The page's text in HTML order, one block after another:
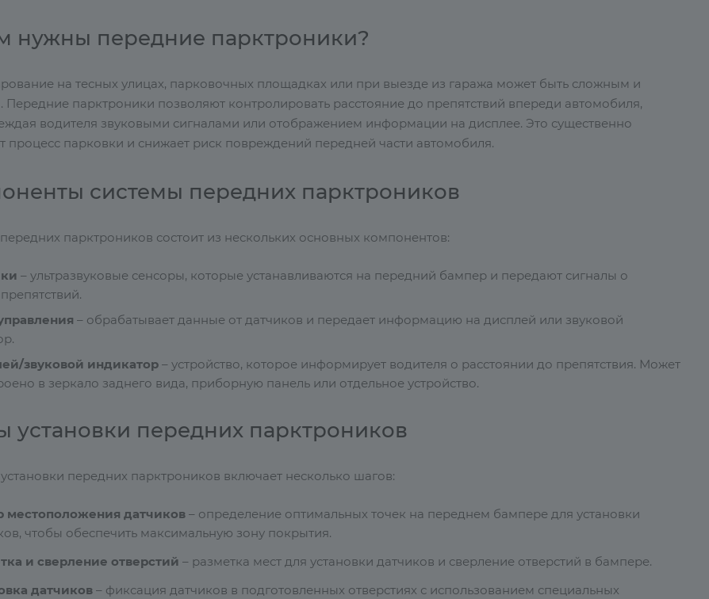
нужны передние парктроники?
на тесных улицах, парковочных площадках или при выезде из гаража может быть сложным и
Передние парктроники позволяют контролировать расстояние до препятствий впереди автомобиля,
водителя звуковыми сигналами или отображением информации на дисплее. Это существенно
процесс парковки и снижает риск повреждений передней части автомобиля.
системы передних парктроников
парктроников состоит из нескольких основных компонентов:
– ультразвуковые сенсоры, которые устанавливаются на передний бампер и передают сигналы о
– обрабатывает данные от датчиков и передает информацию на дисплей или звуковой
звуковой индикатор – устройство, которое информирует водителя о расстоянии до препятствия. Может
в зеркало заднего вида, приборную панель или отдельное устройство.
установки передних парктроников
передних парктроников включает несколько шагов:
местоположения датчиков – определение оптимальных точек на переднем бампере для установки
чтобы обеспечить максимальную зону покрытия.
и сверление отверстий – разметка мест для установки датчиков и сверление отверстий в бампере.
датчиков – фиксация датчиков в подготовленных отверстиях с использованием специальных